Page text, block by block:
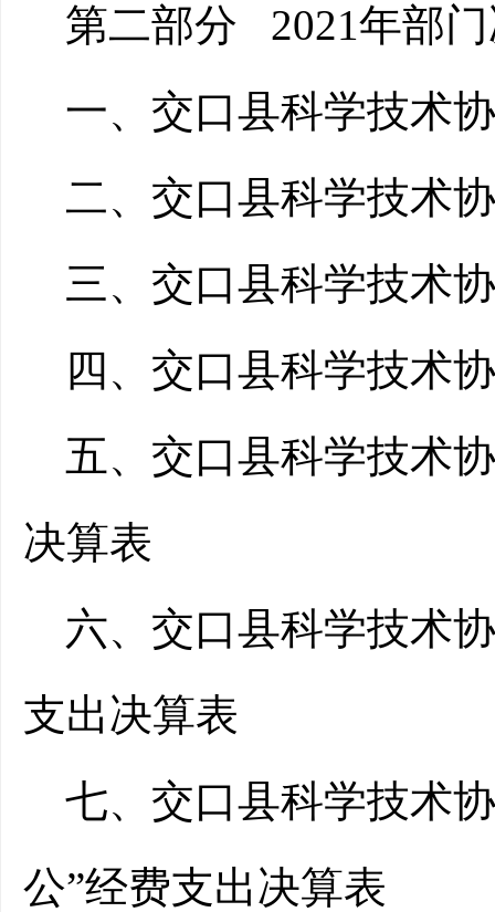
第二部分
2021年部
一、交口县科学技术
二、交口县科学技术
三、交口县科学技术
四、交口县科学技术
五、交口县科学技术
决算表
六、交口县科学技术
支出决算表
七、交口县科学技术
公”经费支出决算表